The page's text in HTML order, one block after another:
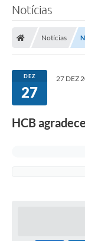
Conselhos
Serviços on-line
Notícias
Notícias
DEZ
27
27 DEZ
​HCB